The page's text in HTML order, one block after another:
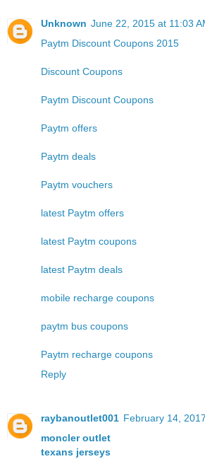
Unknown June 22, 2015 at 11:03
Paytm Discount Coupons 2015
Discount Coupons
Paytm Discount Coupons
Paytm offers
Paytm deals
Paytm vouchers
latest Paytm offers
latest Paytm coupons
latest Paytm deals
mobile recharge coupons
paytm bus coupons
Paytm recharge coupons
Reply
raybanoutlet001 February 14,
moncler outlet
texans jerseys